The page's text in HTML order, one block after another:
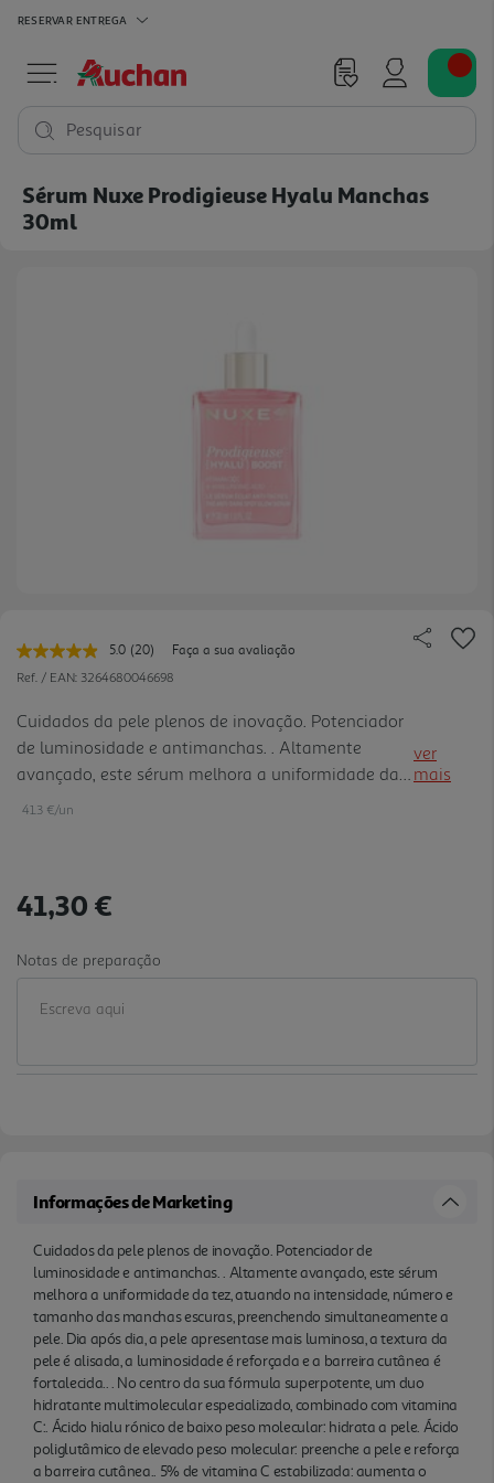
RESERVAR ENTREGA
Pesquisar
Sérum Nuxe Prodigieuse Hyalu Manchas
30ml
5.0 Leu
20
Link
para
a
mesma
página.
(20)
Faça a sua avaliação
Ref. / EAN: 3264680046698
Cuidados da pele plenos de inovação. Potenciador
de luminosidade e antimanchas. . Altamente
avançado, este sérum melhora a uniformidade da
tez, atuando na intensidade, número e tamanho
alisada, a luminosidade é reforçada e a barreira
superpotente, um duo hidratante multimolecular
especializado, combinado com vitamina C:. Ácido
hialu rónico de baixo peso molecular: hidrata a
molecular: preenche a pele e reforça a barreira
clinicamente comprovada:. A pele é imediatamente
partir de 7 dias: . A pele é alisada para 87% das
utilizadoras (3).. . A partir de 1 mês:. A pele fica mais
elástica para 87% das utilizadoras (4). . A partir de
2 meses:. Redução do número de manchas
pigmentares: 23% (5). Intensidade das manchas
pigmentares: 29% (5). Tamanho das manchas
pigmentares: 25% (5). . Fragrância fresca e
cintilante com notas de jasmim e almíscar branco.
Adequado para todos os tons e tipos de pele.. . . (1)
ver
mais
41.3 €/un
41,30 €
Notas de preparação
Informações de Marketing
Cuidados da pele plenos de inovação. Potenciador de
luminosidade e antimanchas. . Altamente avançado, este sérum
melhora a uniformidade da tez, atuando na intensidade, número e
tamanho das manchas escuras, preenchendo simultaneamente a
pele. Dia após dia, a pele apresentase mais luminosa, a textura da
pele é alisada, a luminosidade é reforçada e a barreira cutânea é
fortalecida.. . No centro da sua fórmula superpotente, um duo
hidratante multimolecular especializado, combinado com vitamina
C:. Ácido hialu rónico de baixo peso molecular: hidrata a pele. Ácido
poliglutâmico de elevado peso molecular: preenche a pele e reforça
a barreira cutânea.. 5% de vitamina C estabilizada: aumenta o